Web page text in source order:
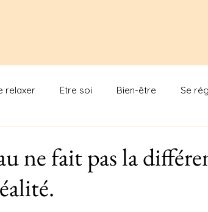
relaxer Etre soi Bien-être Se
ne fait pas la